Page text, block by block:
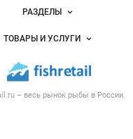
– весь рынок рыбы в России.
Новости Fishretail.ru
Размещение рекламы
Публичная оферта
Контактная информация
обработки персональных данных
РАЗДЕЛЫ
Объявления
Новости рынка
ТОВАРЫ И УСЛУГИ
Рыба
Икра